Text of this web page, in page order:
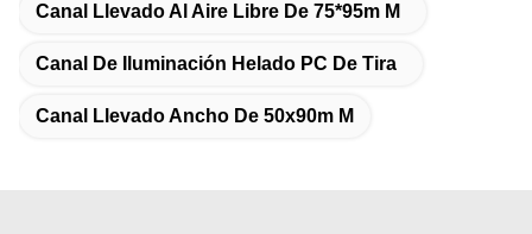
Canal Llevado Al Aire Libre De 75*95m M
Canal De Iluminación Helado PC De Tira
Canal Llevado Ancho De 50x90m M